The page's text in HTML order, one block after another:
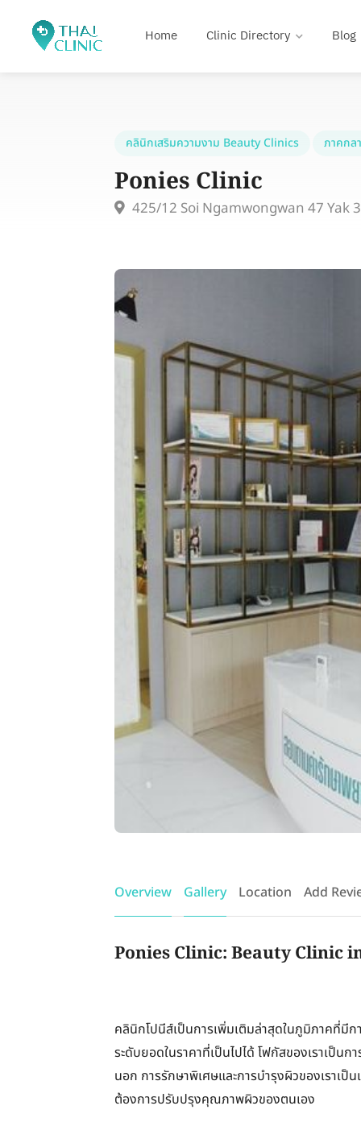
Home Clinic Directory Blog
คลินิกเสริมความงาม Beauty Clinics ภาคกล
Ponies Clinic
425/12 Soi Ngamwongwan 47 Yak
Overview Gallery Location Add
Ponies Clinic: Beauty Clinic
คลินิกโปนีส์เป็นการเพิ่มเติมล่าสุดในภูมิภาคที่
ระดับยอดในราคาที่เป็นไปได้ โฟกัสของเราเป็น
นอก การรักษาพิเศษและการบำรุงผิวของเราเ
ต้องการปรับปรุงคุณภาพผิวของตนเอง